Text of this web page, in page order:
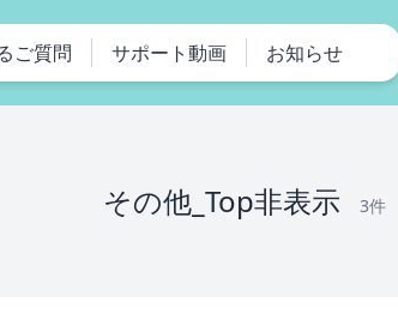
ご質問 サポート動画 お知らせ
その他_Top非表示 3件